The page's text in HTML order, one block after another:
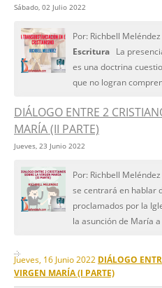
Sábado, 02 Julio 2022
Por: Richbell Meléndez
Escritura La
es una doctrina
que no logran
DIÁLOGO ENTRE 2
MARÍA (II PARTE)
Jueves, 23 Junio 2022
Por: Richbell
se centrará en hablar
proclamados por la
la asunción de María a
Jueves, 16 Junio 2022 DIÁLOGO
VIRGEN MARÍA (I PARTE)